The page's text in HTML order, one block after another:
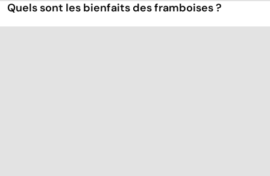
Quels sont les bienfaits des framboises ?